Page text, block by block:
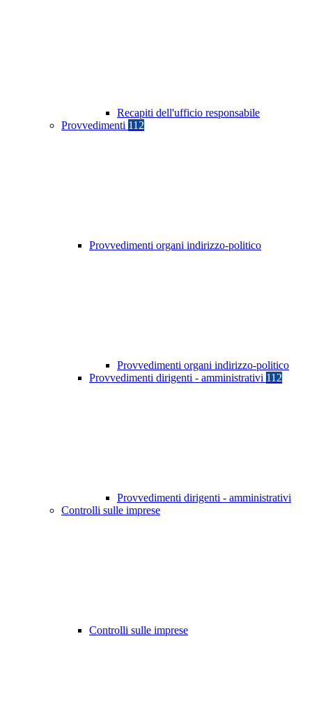
Recapiti dell'ufficio responsabile
Provvedimenti 112
Provvedimenti organi indirizzo-politico
Provvedimenti organi indirizzo-politico
Provvedimenti dirigenti - amministrativi 112
Provvedimenti dirigenti - amministrativi
Controlli sulle imprese
Controlli sulle imprese